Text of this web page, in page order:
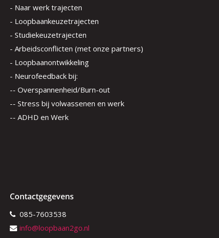
- Naar werk trajecten
- Loopbaankeuzetrajecten
- Studiekeuzetrajecten
- Arbeidsconflicten (met onze partners)
- Loopbaanontwikkeling
- Neurofeedback bij:
-- Overspannenheid/Burn-out
-- Stress bij volwassenen en werk
-- ADHD en Werk
Contactgegevens
085-7603538
info@loopbaan2go.nl